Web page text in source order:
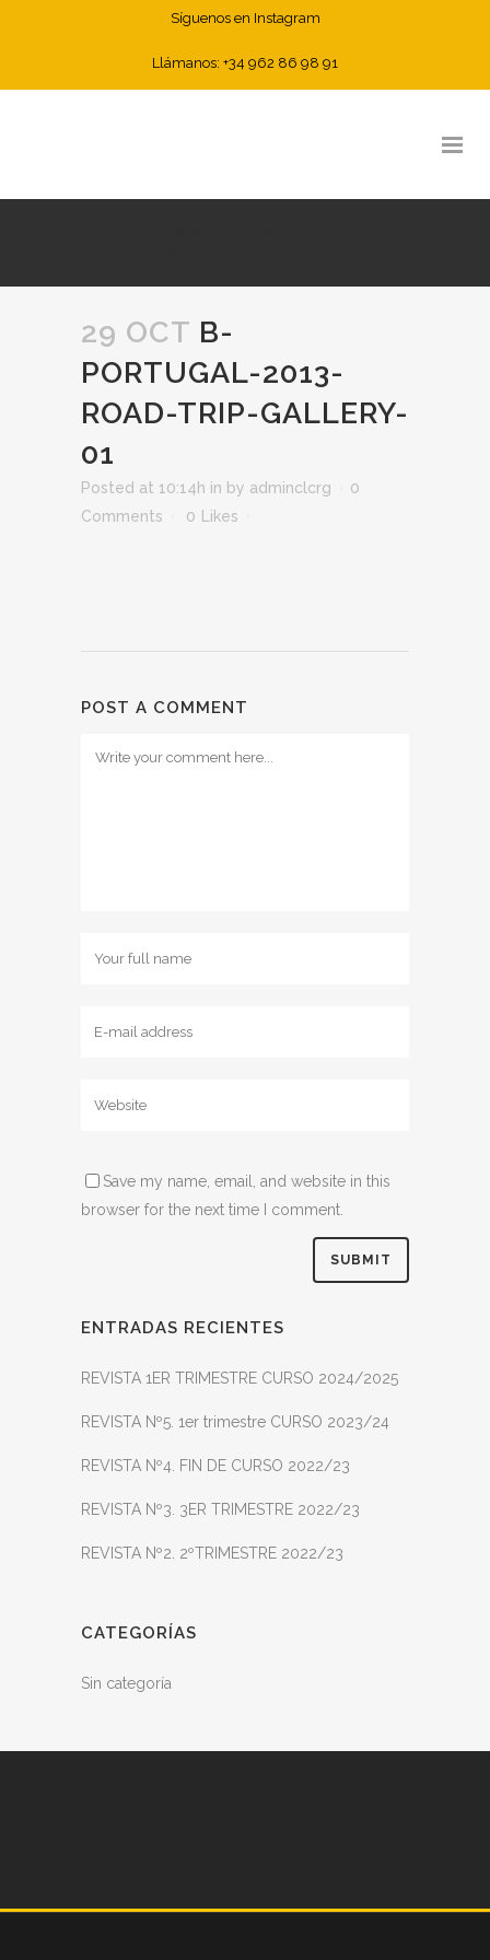
Síguenos en Instagram
Llámanos: +34 962 86 98 91
29 OCT B-
PORTUGAL-2013-
ROAD-TRIP-GALLERY-
01
Posted at 10:14h in by adminclcrg
0
Comments
0 Likes
POST A COMMENT
Save my name, email, and website in this
browser for the next time I comment.
ENTRADAS RECIENTES
REVISTA 1ER TRIMESTRE CURSO 2024/2025
REVISTA Nº5. 1er trimestre CURSO 2023/24
REVISTA Nº4. FIN DE CURSO 2022/23
REVISTA Nº3. 3ER TRIMESTRE 2022/23
REVISTA Nº2. 2ºTRIMESTRE 2022/23
CATEGORÍAS
Sin categoría